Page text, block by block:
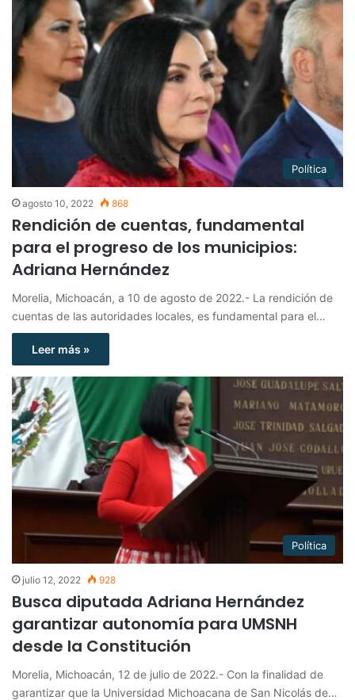
Política
agosto 10, 2022 868
Rendición de cuentas, fundamental
para el progreso de los municipios:
Adriana Hernández
Morelia, Michoacán, a 10 de agosto de 2022.- La rendición de
cuentas de las autoridades locales, es fundamental para el…
Leer más »
Política
julio 12, 2022 928
Busca diputada Adriana Hernández
garantizar autonomía para UMSNH
desde la Constitución
Morelia, Michoacán, 12 de julio de 2022.- Con la finalidad de
garantizar que la Universidad Michoacana de San Nicolás de…